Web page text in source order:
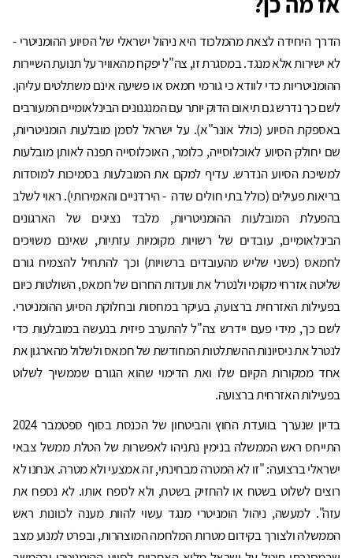
הדרך היחידה לצאת מהמלכוד היא ניהול ישראלי של הסיוע ההומניטרי -
לא ישירות אלא מנגד. במסגרת זו, צה"ל יפקח מהאוויר על תנועת השיירות
ההומניטריות כדי לוודא כי גורמי חמאס או פשיעה אינם משתלטים עליהן.
לשם כך נדרש גם תיאום הדוק יותר עם המנגנונים הבינלאומיים המעורבים
באספקת הסיוע (כולל אונר"א). על ישראל לסמן מובלעות הומניטריות,
שם יחולק הסיוע לאוכלוסייה, כלומר, האוכלוסייה תפנה לאותן מובלעות
למשיכת הסיוע הנדרש. עדיף למקם את המובלעות בסמיכות למוסדות
בריאות פעילים (כולל בתי חולים שדה - הירדניים והאמירותי). ראוי לשלב
בהפעלת המובלעות ההומניטריות, מלבד נציגים של הארגונים
הבינלאומיים, עובדים של רשויות מקומיות עזתיות, שאינם משויכים
לחמאס (כשני שליש מהעובדים ברשויות) וכך להתחיל להצמיח גורם
שליטה אזרחי מקומי ולנטרל את וועדות החרום של חמאס, השולטות כיום
בפעילות האזרחית ברצועה, בעיקר במחסות ובחלוקת הסיוע ההומניטרי.
לשם כך, מידי פעם יידרש צה"ל להתערב פיזית בנעשה במובלעות כדי
לנטרל את ניסיונות ההשתלטות המחודשת של חמאס ולשלול מהארגון את
אחד ממקורות הקיום שלו ואת הדימוי שהוא הגורם שממשיך לשלוט
בפעילות האזרחית ברצועה.
בדיון שנערך בוועדת החוץ והביטחון של הכנסת בסוף ספטמבר 2024
התייחס ראש הממשלה בנימין נתניהו לאפשרות של הטלת ממשל צבאי
ישראלי ברצועה: "זו לא המטרה מבחינתי, זה אמצעי ולא מטרה. אנחנו לא
רוצים לשלוט בשטח או להחזיק בשטח, ולא לספח אותו. לא נספח את
עזה". למעשה, ניהול הומניטרי מנגד עשוי להוות מענה לכוונות ראש
הממשלה ולצורך בקידום מטרות המלחמה המוצהרות, ובפרט למנוע מצב